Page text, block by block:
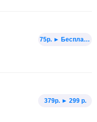
75p. ► Бесплатно
379p. ► 299 р.